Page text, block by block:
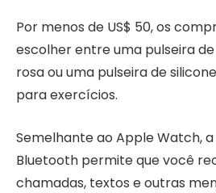
Por menos de US$ 50, os
escolher entre uma pulseira
rosa ou uma pulseira de
para exercícios.
Semelhante ao Apple Watch,
Bluetooth permite que você
chamadas, textos e outras